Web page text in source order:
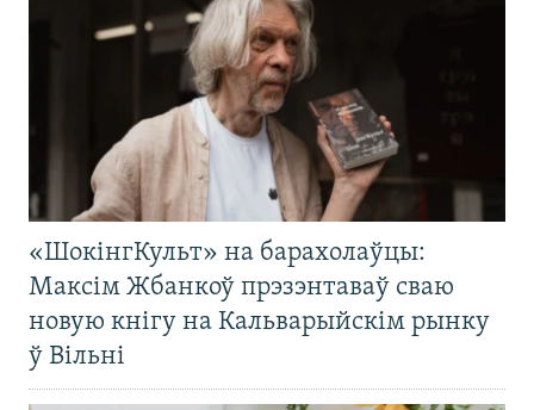
«ШокінгКульт» на барахолаўцы:
Максім Жбанкоў прэзэнтаваў сваю
новую кнігу на Кальварыйскім рынку
ў Вільні